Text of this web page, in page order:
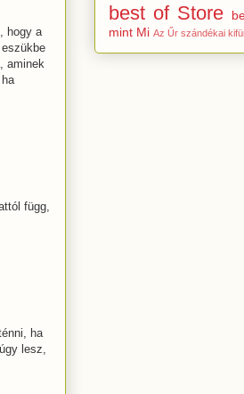
hogy a
aminek
függ,
ha
lesz,
best of Store
mint Mi Az Űr szándékai